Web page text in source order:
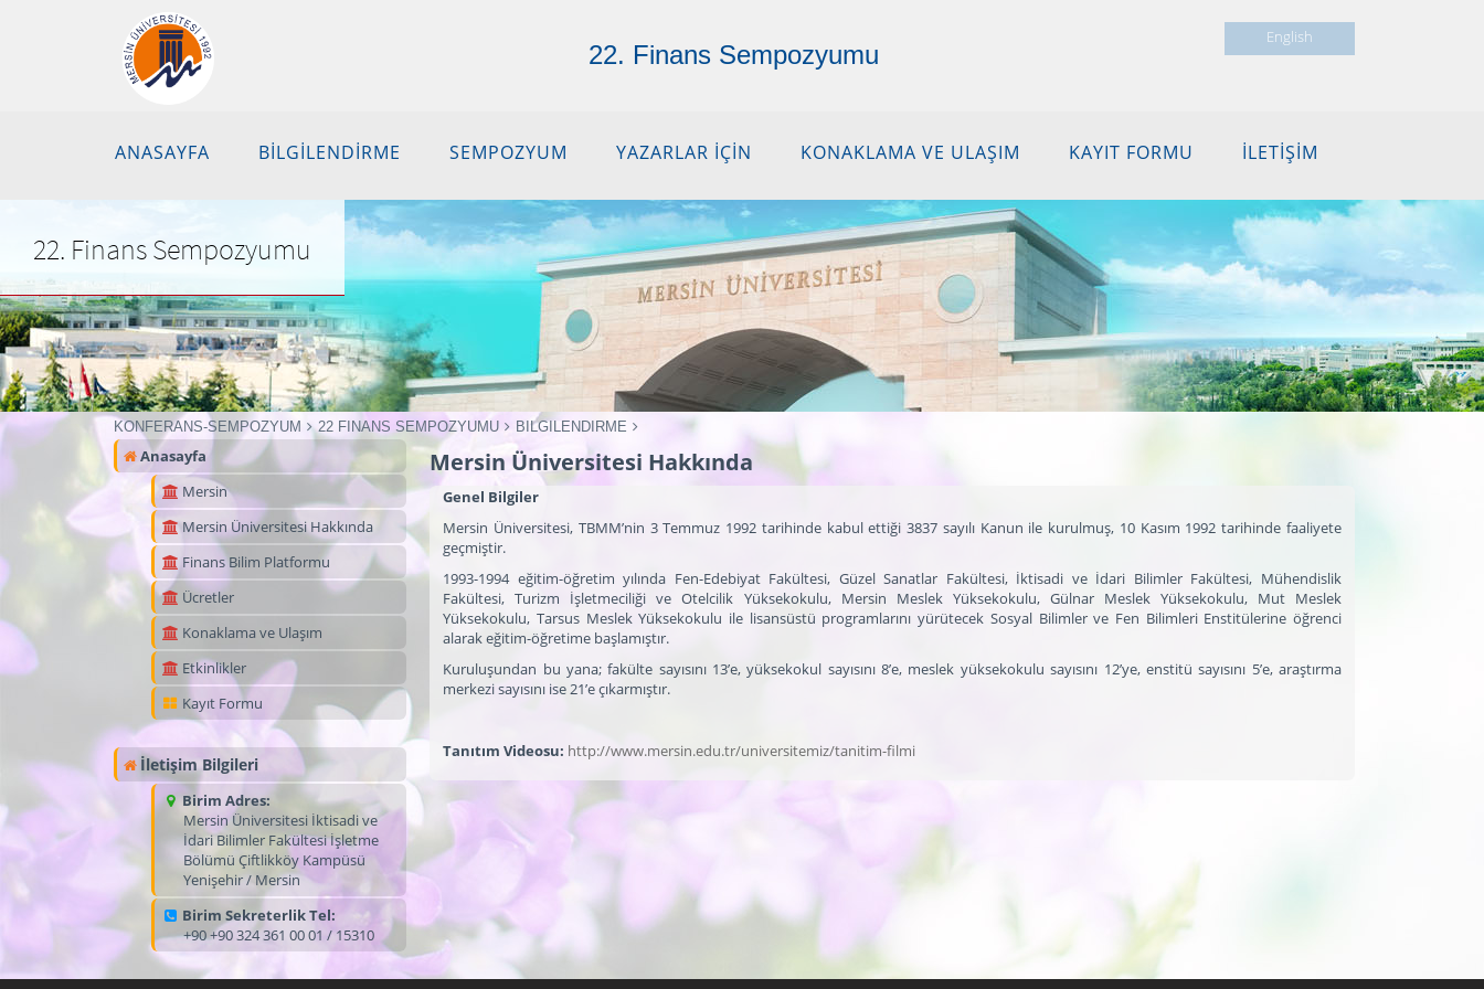
22. Finans Sempozyumu
English
ANASAYFA BİLGİLENDİRME SEMPOZYUM YAZARLAR İÇİN KONAKLAMA VE ULAŞIM KAYIT FORMU İLETİŞİM
22. Finans Sempozyumu
KONFERANS-SEMPOZYUM 22 FINANS SEMPOZYUMU BILGILENDIRME
Anasayfa
Mersin
Mersin Üniversitesi Hakkında
Finans Bilim Platformu
Ücretler
Konaklama ve Ulaşım
Etkinlikler
Kayıt Formu
İletişim Bilgileri
Birim Adres:
Mersin Üniversitesi İktisadi ve
İdari Bilimler Fakültesi İşletme
Bölümü Çiftlikköy Kampüsü
Yenişehir / Mersin
Birim Sekreterlik Tel:
+90 +90 324 361 00 01 / 15310
Mersin Üniversitesi Hakkında
Genel Bilgiler
Mersin Üniversitesi, TBMM’nin 3 Temmuz 1992 tarihinde kabul ettiği 3837 sayılı Kanun ile kurulmuş, 10 Kasım 1992 tarihinde faaliyete
geçmiştir.
1993-1994 eğitim-öğretim yılında Fen-Edebiyat Fakültesi, Güzel Sanatlar Fakültesi, İktisadi ve İdari Bilimler Fakültesi, Mühendislik
Fakültesi, Turizm İşletmeciliği ve Otelcilik Yüksekokulu, Mersin Meslek Yüksekokulu, Gülnar Meslek Yüksekokulu, Mut Meslek
Yüksekokulu, Tarsus Meslek Yüksekokulu ile lisansüstü programlarını yürütecek Sosyal Bilimler ve Fen Bilimleri Enstitülerine öğrenci
alarak eğitim-öğretime başlamıştır.
Kuruluşundan bu yana; fakülte sayısını 13’e, yüksekokul sayısını 8’e, meslek yüksekokulu sayısını 12’ye, enstitü sayısını 5’e, araştırma
merkezi sayısını ise 21’e çıkarmıştır.
Tanıtım Videosu: http://www.mersin.edu.tr/universitemiz/tanitim-filmi